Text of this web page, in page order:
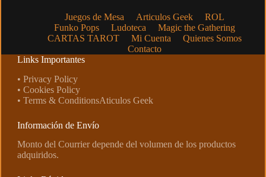
Juegos de Mesa Articulos Geek
ROL
Funko Pops
Ludoteca
Magic the Gathering
CARTAS TAROT
Mi Cuenta
Quienes Somos
Contacto
Links Importantes
• Privacy Policy
• Cookies Policy
• Terms & ConditionsAticulos Geek
Información de Envío
Monto del Courrier depende del volumen de los productos
adquiridos.